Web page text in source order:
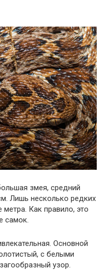
змея, средний
Лишь несколько редких
Как правило, это
самок.
Основной
с белыми
узор.